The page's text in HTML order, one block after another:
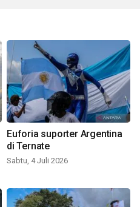
Euforia suporter Argentina
di Ternate
Sabtu, 4 Juli 2026